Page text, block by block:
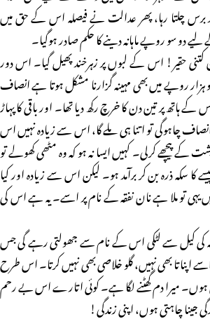
برس چلتا رہا، پھر عدالت نے فیصلہ اس کے حق میں
دو سو روپے ماہانہ دینے کا حکم صادر ہوگیا۔
حقیر! اس کے لبوں پر زہرخند پھیل گیا۔ اس دور
روپے میں بھی مہینہ گزارنا مشکل ہوتا ہے انصاف
پر تین دن کا خرچ رکھ دیا تھا۔ اور باقی کا پہاڑ
چاہوگی تو اتنا ہی ملے گا، اس سے زیادہ نہیں اس
کے پیچھے کرلی۔ کہیں ایسا نہ ہو کہ وہ مٹھی کھولے تو
سکہ ذرہ بن کر برآمد ہو۔ لیکن اس سے زیادہ اور کیا
یہی تو ملا ہے نان نفقہ کے نام پر اسے۔ یہ ہے اس کی
کی کیل سے لٹکی اس کے نام سے جھولتی رہے گی جس
بھی نہیں، گلو خلاصی بھی نہیں کرتا۔ اس طرح
میرا دم گھٹنے لگا ہے۔ کوئی اتارے اس بے رحم
جینا چاہتی ہوں، اپنی زندگی!